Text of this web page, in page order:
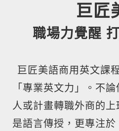
巨匠
職場力覺醒
巨匠美語商用英文課
「專業英文力」。不
人或計畫轉職外商的
是語言傳授，更專注